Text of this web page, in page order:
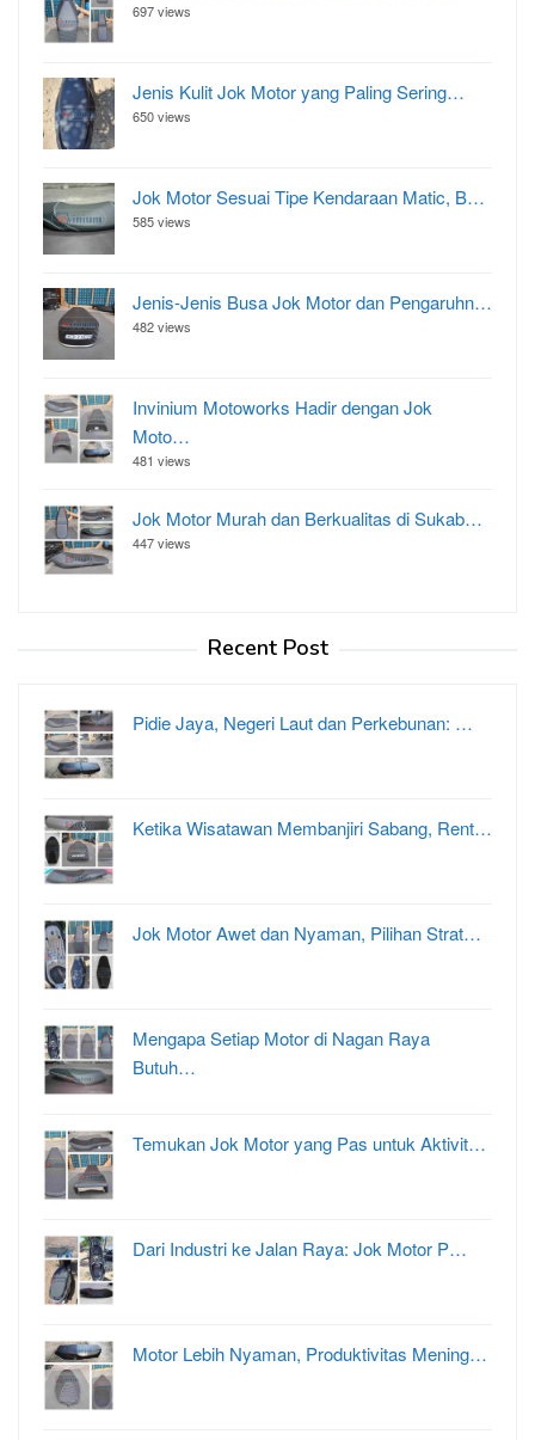
697 views
Jenis Kulit Jok Motor yang Paling Sering…
650 views
Jok Motor Sesuai Tipe Kendaraan Matic, B…
585 views
Jenis-Jenis Busa Jok Motor dan Pengaruhn…
482 views
Invinium Motoworks Hadir dengan Jok
Moto…
481 views
Jok Motor Murah dan Berkualitas di Sukab…
447 views
Recent Post
Pidie Jaya, Negeri Laut dan Perkebunan: …
Ketika Wisatawan Membanjiri Sabang, Rent…
Jok Motor Awet dan Nyaman, Pilihan Strat…
Mengapa Setiap Motor di Nagan Raya
Butuh…
Temukan Jok Motor yang Pas untuk Aktivit…
Dari Industri ke Jalan Raya: Jok Motor P…
Motor Lebih Nyaman, Produktivitas Mening…